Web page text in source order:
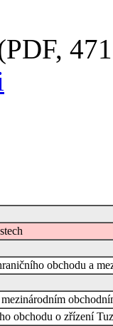
obchodu a
obchodu o zřízení